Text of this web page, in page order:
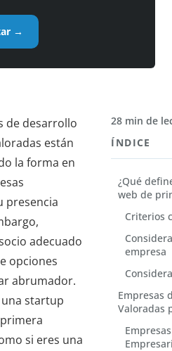
→
de desarrollo
están
la forma en
presencia
adecuado
opciones
abrumador.
startup
si eres una
28 min de
ÍNDICE
¿Qué
web de
Criterios
empresa
Empresas
Valoradas